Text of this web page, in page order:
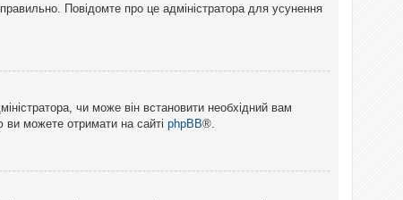
Повідомте про це адміністратора для усунення
чи може він встановити необхідний вам
можете отримати на сайті phpBB®.